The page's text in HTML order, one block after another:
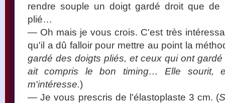
rendre souple un doigt gardé droit que de
plié…
— Oh mais je vous crois. C'est très
qu'il a dû falloir pour mettre au point la
gardé des doigts pliés, et ceux qui ont
ait compris le bon timing… Elle sourit,
m'intéresse.)
— Je vous prescris de l'élastoplaste 3 cm. (